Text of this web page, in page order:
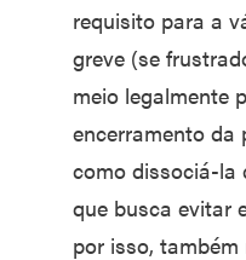
requisito para a
greve (se
meio legalmente
encerramento da
como dissociá-la
que busca evitar
por isso,